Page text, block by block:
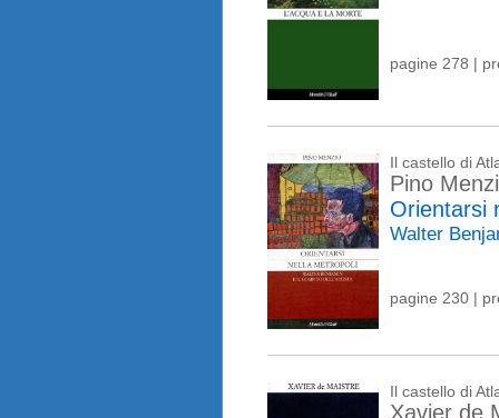
pagine 278 |
Il castello di
Pino
Orientarsi
Walter
pagine 230 |
Il castello di
Xavier de